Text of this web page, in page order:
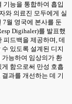
기능을 통합하여 흡입
와 의료진 모두에게 실
7월 영국에 본사를 둔
Digihaler)를 발표했
피드백을 제공하며, 데
있도록 설계된 디지
능하여 임상의가 환
함으로써 만성 호흡
과를 개선하는 데 기